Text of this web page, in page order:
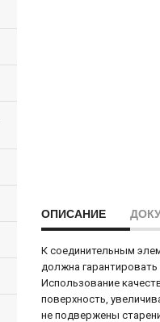
ОПИСАНИЕ
К соединительным
должна
Использование
поверхность,
не подвержены